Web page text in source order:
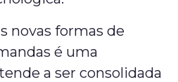
novas formas de
é uma
a ser consolidada